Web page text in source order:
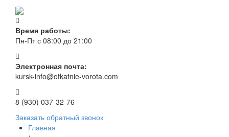
Время работы:
Пн-Пт с 08:00 до 21:00
Электронная почта:
kursk-info@otkatnie-vorota.com
8 (930) 037-32-76
Заказать обратный звонок
Главная